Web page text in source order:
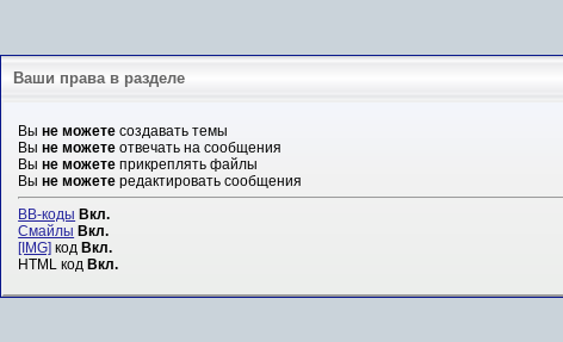
Ваши права в разделе
Выне можете создавать темы
Выне можете отвечать на сообщения
Выне можете прикреплять файлы
Выне можете редактировать сообщения
BB-коды Вкл.
Смайлы Вкл.
[IMG] код Вкл.
HTML код Вкл.